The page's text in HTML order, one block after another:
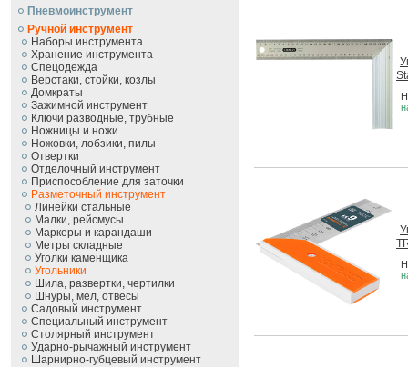
Пневмоинструмент
Ручной инcтрумент
Наборы инструмента
Хранение инструмента
Спецодежда
Верстаки, стойки, козлы
Домкраты
Зажимной инструмент
Ключи разводные, трубные
Ножницы и ножи
Ножовки, лобзики, пилы
Отвертки
Отделочный инструмент
Приспособление для заточки
Разметочный инструмент
Линейки стальные
Малки, рейсмусы
Маркеры и карандаши
Метры складные
Уголки каменщика
Угольники
Шила, развертки, чертилки
Шнуры, мел, отвесы
Садовый инструмент
Специальный инструмент
Столярный инструмент
Ударно-рычажный инструмент
Шарнирно-губцевый инструмент